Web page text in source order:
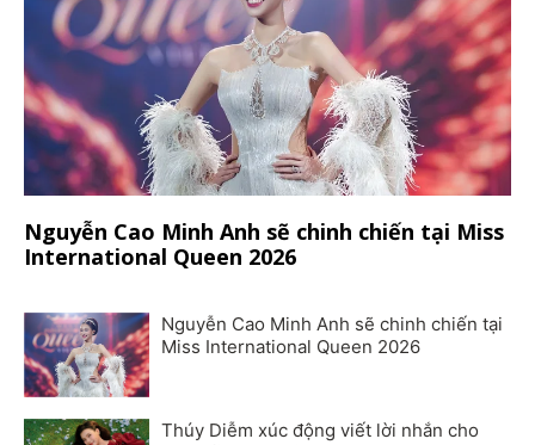
Nguyễn Cao Minh Anh sẽ chinh chiến tại Miss
International Queen 2026
Nguyễn Cao Minh Anh sẽ chinh chiến tại
Miss International Queen 2026
Thúy Diễm xúc động viết lời nhắn cho